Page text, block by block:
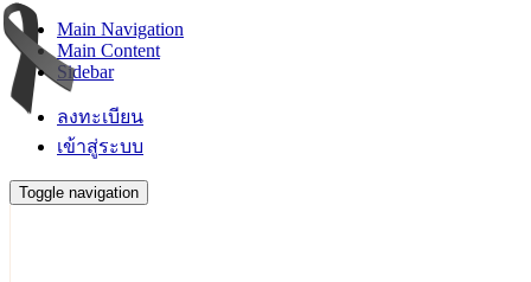
Main Navigation
Main Content
Sidebar
ลงทะเบียน
เข้าสู่ระบบ
Toggle navigation